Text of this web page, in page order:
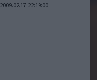
2009.02.17 22:19:00